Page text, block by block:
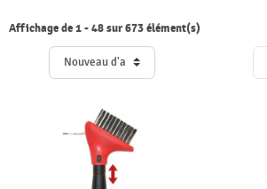
Affichage de 1 - 48 sur 673 élément(s)